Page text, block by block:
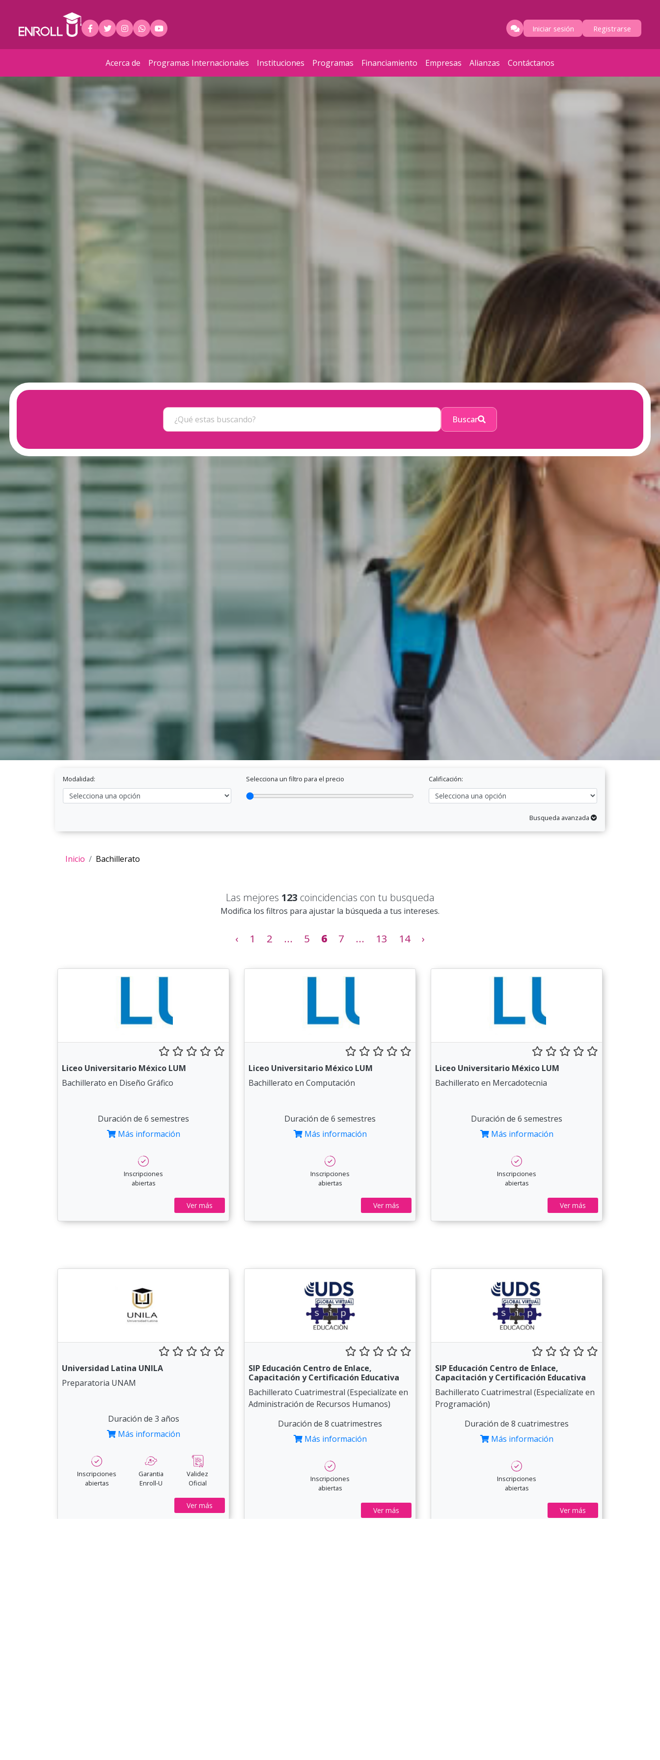
Iniciar sesión Registrarse
Acerca de Programas Internacionales Instituciones Programas Financiamiento Empresas Alianzas Contáctanos
Buscar
Modalidad: Selecciona un filtro para el precio Calificación:
Busqueda avanzada
Inicio Bachillerato
Las mejores 123 coincidencias con tu busqueda
Modifica los filtros para ajustar la búsqueda a tus intereses.
‹ 1 2 ... 5 6 7 ... 13 14 ›
Liceo Universitario México LUM
Bachillerato en Diseño Gráfico
Duración de 6 semestres
Más información
Inscripciones
abiertas
Ver más
Liceo Universitario México LUM
Bachillerato en Computación
Duración de 6 semestres
Más información
Inscripciones
abiertas
Ver más
Liceo Universitario México LUM
Bachillerato en Mercadotecnia
Duración de 6 semestres
Más información
Inscripciones
abiertas
Ver más
Universidad Latina UNILA
Preparatoria UNAM
Duración de 3 años
Más información
Inscripciones
abiertas
Garantia
Enroll-U
Validez
Oficial
Ver más
SIP Educación Centro de Enlace,
Capacitación y Certificación Educativa
Bachillerato Cuatrimestral (Especialízate en
Administración de Recursos Humanos)
Duración de 8 cuatrimestres
Más información
Inscripciones
abiertas
Ver más
SIP Educación Centro de Enlace,
Capacitación y Certificación Educativa
Bachillerato Cuatrimestral (Especialízate en
Programación)
Duración de 8 cuatrimestres
Más información
Inscripciones
abiertas
Ver más